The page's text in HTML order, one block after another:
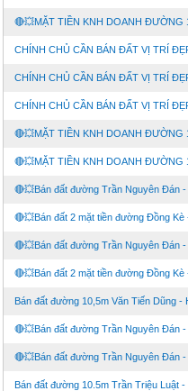
🔴💥MẶT TIỀN KNH DOANH
CHÍNH CHỦ CẦN BÁN ĐẤT VỊ TRÍ
CHÍNH CHỦ CẦN BÁN ĐẤT VỊ TRÍ
CHÍNH CHỦ CẦN BÁN ĐẤT VỊ TRÍ
🔴💥MẶT TIỀN KNH DOANH
🔴💥MẶT TIỀN KNH DOANH
🔴💥Bán đất đường Trần Nguyên Đán -
🔴💥Bán đất 2 mặt tiền đường Đồng Kè
🔴💥Bán đất đường Trần Nguyên Đán -
🔴💥Bán đất 2 mặt tiền đường Đồng Kè
Bán đất đường 10,5m Văn Tiến Dũng -
🔴💥Bán đất đường Trần Nguyên Đán -
🔴💥Bán đất đường Trần Nguyên Đán -
Bán đất đường 10.5m Trần Triệu Luật -